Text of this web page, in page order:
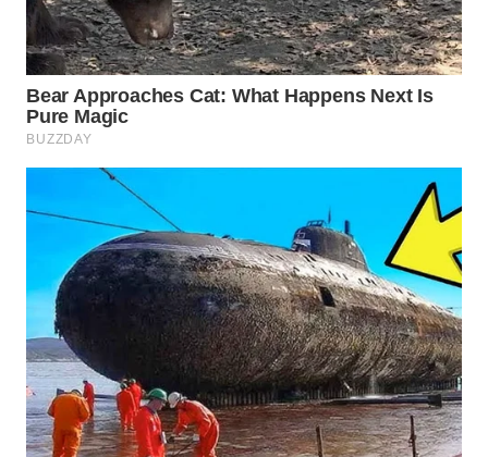
WN
PURWAKARTA
WN
PRIANGAN
TIMUR
WN
SEMARANG
WN
SOLO
WN
BOROBUDUR